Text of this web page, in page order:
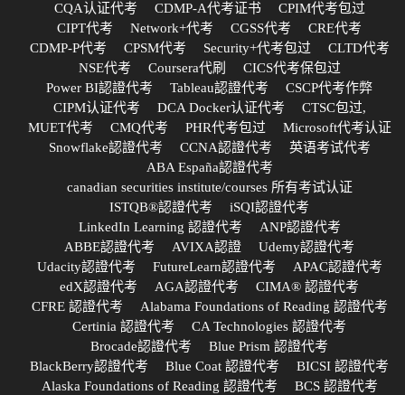
CQA认证代考
CDMP-A代考证书
CPIM代考包过
CIPT代考
Network+代考 CGSS代考
CRE代考
CDMP-P代考
CPSM代考 Security+代考包过
CLTD代考
NSE代考
Coursera代刷
CICS代考保包过
Power BI認證代考
Tableau認證代考
CSCP代考作弊
CIPM认证代考
DCA Docker认证代考
CTSC包过,
MUET代考
CMQ代考 PHR代考包过
Microsoft代考认证
Snowflake認證代考
CCNA認證代考
英语考试代考
ABA España認證代考
canadian securities institute/courses 所有考试认证
ISTQB®認證代考
iSQI認證代考
LinkedIn Learning 認證代考
ANP認證代考
ABBE認證代考
AVIXA認證
Udemy認證代考
Udacity認證代考
FutureLearn認證代考
APAC認證代考
edX認證代考
AGA認證代考
CIMA® 認證代考
CFRE 認證代考
Alabama Foundations of Reading 認證代考
Certinia 認證代考
CA Technologies 認證代考
Brocade認證代考
Blue Prism 認證代考
BlackBerry認證代考
Blue Coat 認證代考
BICSI 認證代考
Alaska Foundations of Reading 認證代考
BCS 認證代考